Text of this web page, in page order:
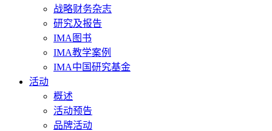
战略财务杂志
研究及报告
IMA图书
IMA教学案例
IMA中国研究基金
活动
概述
活动预告
品牌活动